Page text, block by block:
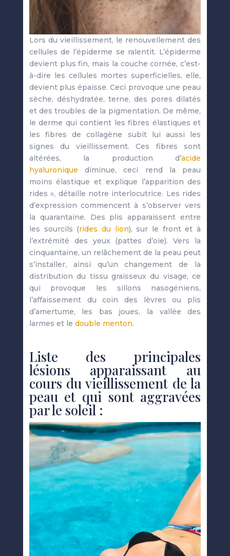
Lors du vieillissement, le renouvellement des
cellules de l’épiderme se ralentit. L’épiderme
devient plus fin, mais la couche cornée, c’est-
à-dire les cellules mortes superficielles, elle,
devient plus épaisse. Ceci provoque une peau
sèche, déshydratée, terne, des pores dilatés
et des troubles de la pigmentation. De même,
le derme qui contient les fibres élastiques et
les fibres de collagène subit lui aussi les
signes du vieillissement. Ces fibres sont
altérées, la production d’acide
hyaluronique diminue, ceci rend la peau
moins élastique et explique l’apparition des
rides », détaille notre interlocutrice. Les rides
d’expression commencent à s’observer vers
la quarantaine. Des plis apparaissent entre
les sourcils (rides du lion), sur le front et à
l’extrémité des yeux (pattes d’oie). Vers la
cinquantaine, un relâchement de la peau peut
s’installer, ainsi qu’un changement de la
distribution du tissu graisseux du visage, ce
qui provoque les sillons nasogéniens,
l’affaissement du coin des lèvres ou plis
d’amertume, les bas joues, la vallée des
larmes et le double menton.
Liste des principales
lésions apparaissant au
cours du vieillissement de la
peau et qui sont aggravées
par le soleil :